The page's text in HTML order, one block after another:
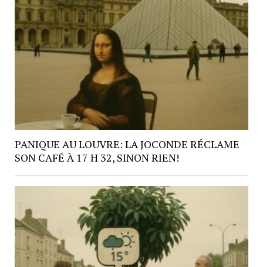
PANIQUE AU LOUVRE: LA JOCONDE RÉCLAME
SON CAFÉ À 17 H 32, SINON RIEN!